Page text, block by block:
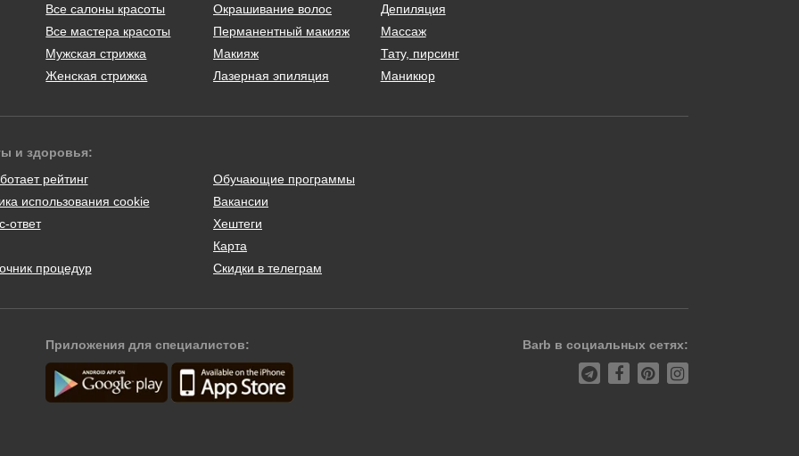
Все салоны красоты
Все мастера красоты
Мужская стрижка
Женская стрижка
Окрашивание волос
Перманентный макияж
Макияж
Лазерная эпиляция
Депиляция
Массаж
Тату, пирсинг
Маникюр
и здоровья:
рейтинг
использования cookie
ответ
процедур
Обучающие программы
Вакансии
Хештеги
Карта
Скидки в телеграм
Приложения для специалистов: Barb в социальных сетях: